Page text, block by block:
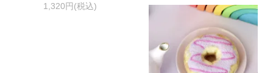
1,320円(税込)